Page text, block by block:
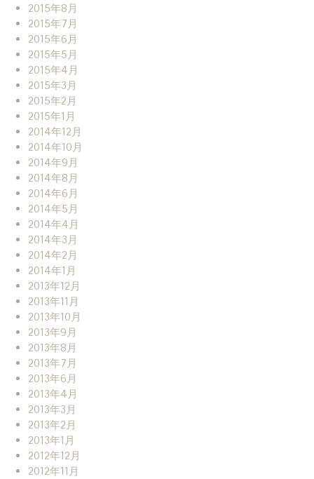
2015年8月
2015年7月
2015年6月
2015年5月
2015年4月
2015年3月
2015年2月
2015年1月
2014年12月
2014年10月
2014年9月
2014年8月
2014年6月
2014年5月
2014年4月
2014年3月
2014年2月
2014年1月
2013年12月
2013年11月
2013年10月
2013年9月
2013年8月
2013年7月
2013年6月
2013年4月
2013年3月
2013年2月
2013年1月
2012年12月
2012年11月